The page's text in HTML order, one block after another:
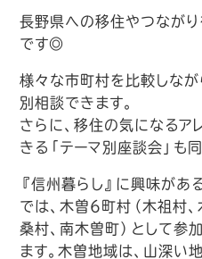
長野県への移住やつなが
です◎
様々な市町村を比較しなが
別相談できます。
さらに、移住の気になるア
きる「テーマ別座談会」も
『信州暮らし』に興味があ
では、木曽６町村（木祖村
桑村、南木曽町）として参
ます。木曽地域は、山深い